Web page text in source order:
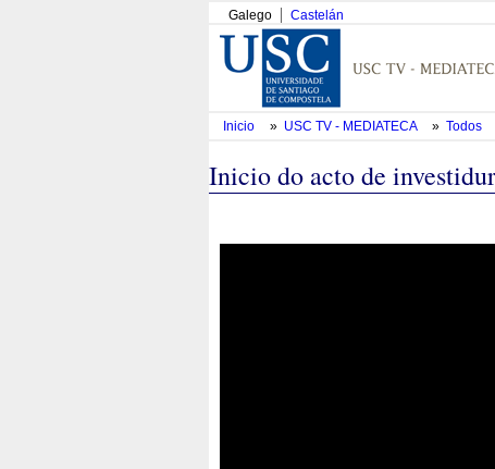
Galego Castelán
Inicio » USC TV - MEDIATECA » Todos
Inicio do acto de